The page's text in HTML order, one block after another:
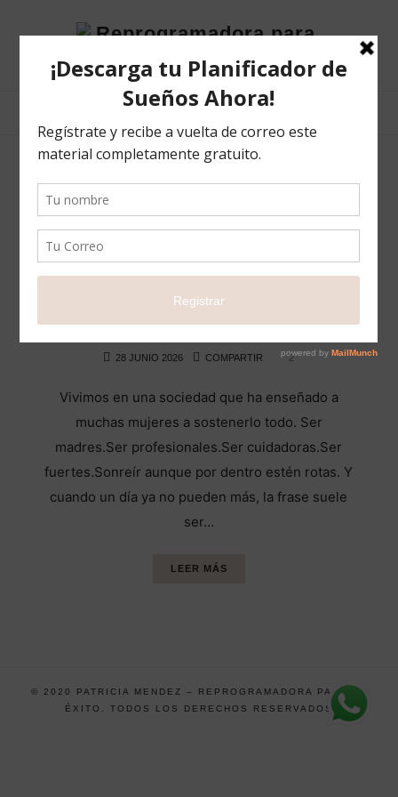
Reprogramadora
el
éxito
#aprende
Ella no está siendo “débil”… quizás está
luchando contra una depresión
BLOG HISTORIAS QUE INSPIRAN LIFE
28 JUNIO 2026 COMPARTIR 2
Vivimos en una sociedad que ha enseñado a
muchas mujeres a sostenerlo todo. Ser
madres.Ser profesionales.Ser cuidadoras.Ser
fuertes.Sonreír aunque por dentro estén rotas. Y
cuando un día ya no pueden más, la frase suele
ser…
LEER MÁS
© 2020 PATRICIA MENDEZ – REPROGRAMADORA PARA EL
ÉXITO. TODOS LOS DERECHOS RESERVADOS